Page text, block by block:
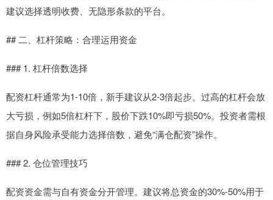
建议选择透明收费、无隐形条款的平台。
## 二、杠杆策略：合理运用资金
### 1. 杠杆倍数选择
配资杠杆通常为1-10倍，新手建议从2-3倍起步。过高的杠杆会放
大亏损，例如5倍杠杆下，股价下跌10%即亏损50%。投资者需根
据自身风险承受能力选择倍数，避免“满仓配资”操作。
### 2. 仓位管理技巧
配资资金需与自有资金分开管理。建议将总资金的30%-50%用于